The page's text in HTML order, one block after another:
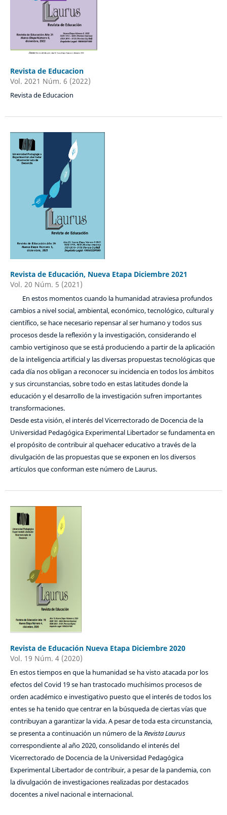
Revista de Educacion
Vol. 2021 Núm. 6 (2022)
Revista de Educacion
Revista de Educación, Nueva Etapa Diciembre 2021
Vol. 20 Núm. 5 (2021)
En estos momentos cuando la humanidad atraviesa profundos
cambios a nivel social, ambiental, económico, tecnológico, cultural y
científico, se hace necesario repensar al ser humano y todos sus
procesos desde la reflexión y la investigación, considerando el
cambio vertiginoso que se está produciendo a partir de la aplicación
de la inteligencia artificial y las diversas propuestas tecnológicas que
cada día nos obligan a reconocer su incidencia en todos los ámbitos
y sus circunstancias, sobre todo en estas latitudes donde la
educación y el desarrollo de la investigación sufren importantes
transformaciones.
Desde esta visión, el interés del Vicerrectorado de Docencia de la
Universidad Pedagógica Experimental Libertador se fundamenta en
el propósito de contribuir al quehacer educativo a través de la
divulgación de las propuestas que se exponen en los diversos
artículos que conforman este número de Laurus.
Revista de Educación Nueva Etapa Diciembre 2020
Vol. 19 Núm. 4 (2020)
En estos tiempos en que la humanidad se ha visto atacada por los
efectos del Covid 19 se han trastocado muchísimos procesos de
orden académico e investigativo puesto que el interés de todos los
entes se ha tenido que centrar en la búsqueda de ciertas vías que
contribuyan a garantizar la vida. A pesar de toda esta circunstancia,
se presenta a continuación un número de laRevistaLaurus
correspondiente al año 2020, consolidando el interés del
Vicerrectorado de Docencia de la Universidad Pedagógica
Experimental Libertador de contribuir, a pesar de la pandemia, con
la divulgación de investigaciones realizadas por destacados
docentes a nivel nacional e internacional.